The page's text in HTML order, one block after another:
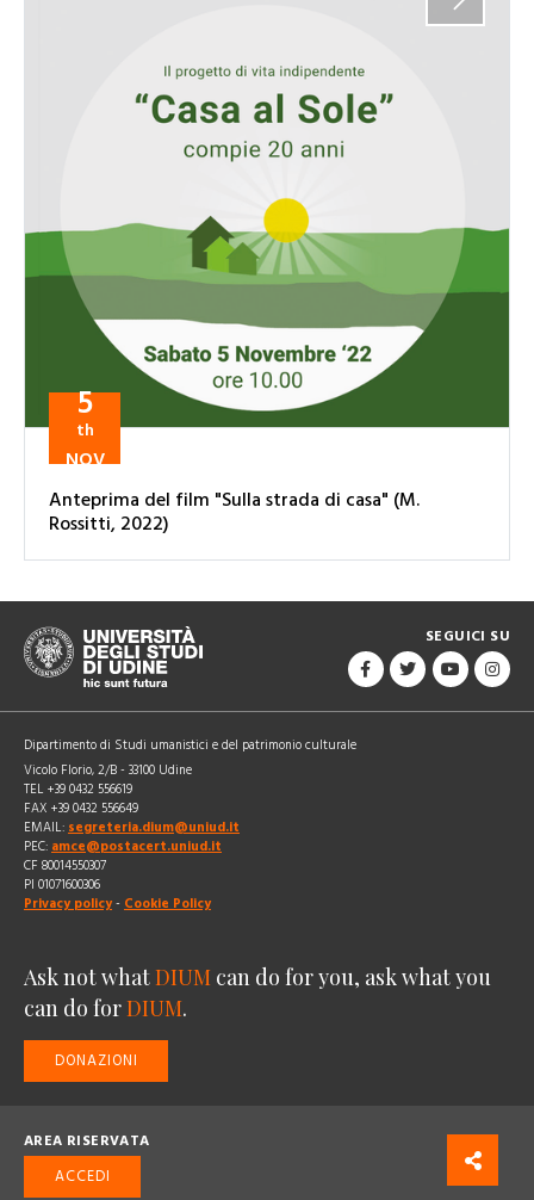
5
th
NOV
Anteprima del film "Sulla strada di casa" (M.
Rossitti, 2022)
SEGUICI SU
Dipartimento di Studi umanistici e del patrimonio culturale
Vicolo Florio, 2/B - 33100 Udine
TEL +39 0432 556619
FAX +39 0432 556649
EMAIL: segreteria.dium@uniud.it
PEC: amce@postacert.uniud.it
CF 80014550307
PI 01071600306
Privacy policy - Cookie Policy
Ask not whatDIUM can do for you, ask what you
can do forDIUM.
DONAZIONI
AREA RISERVATA
ACCEDI